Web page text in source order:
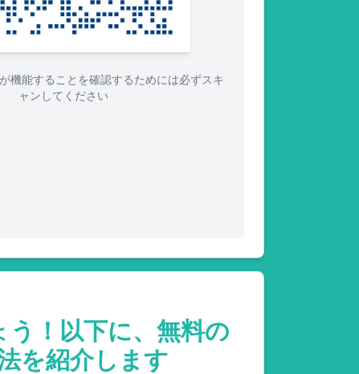
機能することを確認するためには必ずスキ
ャンしてください
！以下に、無料の
を紹介します